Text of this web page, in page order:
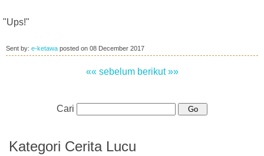
"Ups!"
Sent by: e-ketawa posted on 08 December 2017
«« sebelum berikut »»
Cari
Kategori Cerita Lucu